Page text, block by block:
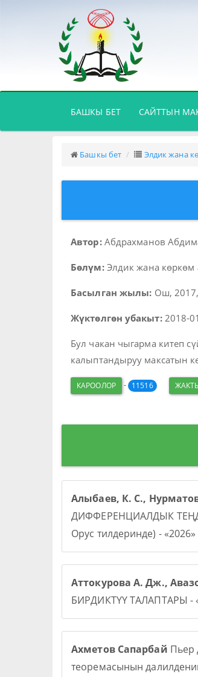
БАШКЫ БЕТ(CURRENT)
САЙТТЫН
Башкы бет Элдик жана
Автор:Абдрахманов
Бөлүм:Элдик жана көркөм
Басылган жылы: Ош,
Жүктөлгөн убакыт:2018-
Бул чакан чыгарма китеп
калыптандыруу максатын
КАРООЛОР - 11516
Алыбаев, К. С.,
ДИФФЕРЕНЦИАЛДЫК
Орус тилдеринде) - «2026»
Аттокурова А. Дж.,
БИРДИКТҮҮ ТАЛАПТАРЫ -
Ахметов Сапарбай Пьер
теоремасынын